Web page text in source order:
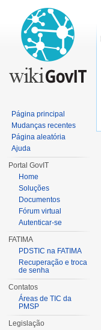
Página principal
Mudanças recentes
Página aleatória
Ajuda
Portal GovIT
Home
Soluções
Documentos
Fórum virtual
Autenticar-se
FATIMA
PDSTIC na FATIMA
Recuperação e troca
de senha
Contatos
Áreas de TIC da
PMSP
Legislação